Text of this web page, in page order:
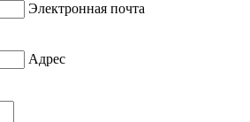
Электронная почта
Адрес